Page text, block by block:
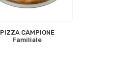
PIZZA CAMPIONE
Familiale